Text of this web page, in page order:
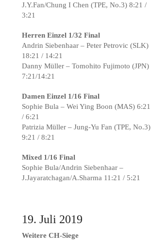
J.Y.Fan/Chung I Chen (TPE, No.3) 8:21 /
3:21
Herren Einzel 1/32 Final
Andrin Siebenhaar – Peter Petrovic (SLK)
18:21 / 14:21
Danny Müller – Tomohito Fujimoto (JPN)
7:21/14:21
Damen Einzel 1/16 Final
Sophie Bula – Wei Ying Boon (MAS) 6:21
/ 6:21
Patrizia Müller – Jung-Yu Fan (TPE, No.3)
9:21 / 8:21
Mixed 1/16 Final
Sophie Bula/Andrin Siebenhaar –
J.Jayaratchagan/A.Sharma 11:21 / 5:21
19. Juli 2019
Weitere CH-Siege